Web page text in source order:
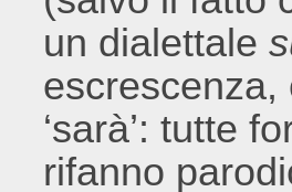
un dialettale
‘sarà’: tutte
rifanno